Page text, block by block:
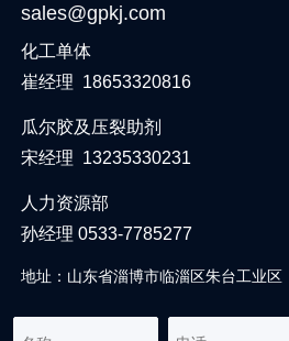
sales@gpkj.com
化工单体
崔经理 18653320816
瓜尔胶及压裂助剂
宋经理 13235330231
人力资源部
孙经理 0533-7785277
地址：山东省淄博市临淄区朱台工业区